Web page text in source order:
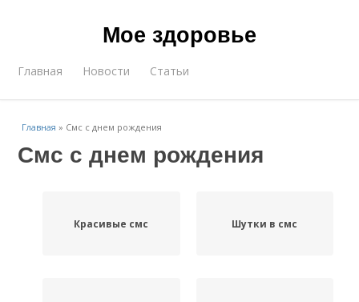
Мое здоровье
Главная Новости Статьи
Главная » Смс с днем рождения
Смс с днем рождения
Красивые смс Шутки в смс